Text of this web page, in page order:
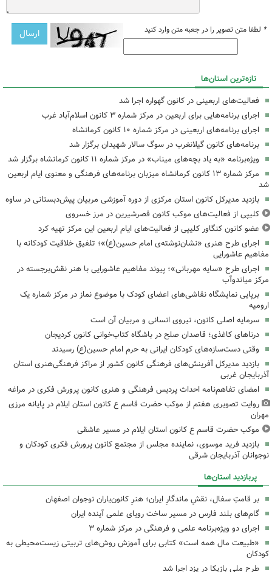
* لطفا متن تصویر را در جعبه متن وارد کنید
تازه‌ترین استان‌ها
فعالیت‌های اربعینی در کانون گهواره اجرا شد
اجرای برنامه‌هایی برای اربعین در مرکز شماره ۳ کانون اسلام‌آباد غرب
اجرای برنامه‌های اربعینی در مرکز شماره ۱۰ کانون کرمانشاه
برنامه‌های کانون گیلانغرب در سوگ سالار شهیدان برگزار شد
ویژه‌برنامه «به یاد بچه‌های میناب» در مرکز شماره ۱۱ کانون کرمانشاه برگزار شد
مرکز شماره ۱۳ کانون کرمانشاه میزبان برنامه‌های فرهنگی و معنوی ایام اربعین
شد
بازدید مدیرکل کانون استان مرکزی از دوره آموزشی مربیان پیش‌دبستانی در ساوه
کلیپی از فعالیت‌های موکب کانون قصرشیرین در مرز خسروی
عضو کانون کنگاور کلیپی از فعالیت‌های ایام اربعین این مرکز تهیه کرد
اجرای طرح هنری «نشان‌نوشته‌ی امام حسین(ع)»؛ تلفیق خلاقیت کودکانه با
مفاهیم عاشورایی
اجرای طرح «سایه مهربانی»؛ پیوند مفاهیم عاشورایی با هنر نقش‌برجسته در
مرکز میاندوآب
برپایی نمایشگاه نقاشی‌های اعضای کودک با موضوع نماز در مرکز شماره یک
ارومیه
سرمایه اصلی کانون، نیروی انسانی و مربیان آن است
درناهای کاغذی؛ قاصدان صلح در باشگاه کتاب‌خوانی کانون کردیجان
وقتی دست‌سازه‌های کودکان ایرانی به حرم امام حسین(ع) رسیدند
بازدید مدیرکل آفرینش‌های فرهنگی کانون کشور از مراکز فرهنگی‌هنری استان
آذربایجان غربی
امضای تفاهم‌نامه احداث پردیس فرهنگی و هنری کانون پرورش فکری در مراغه
روایت تصویری هفتم از موکب حضرت قاسم ع کانون استان ایلام در پایانه مرزی
مهران
موکب حضرت قاسم ع کانون استان ایلام در مسیر عاشقی
بازدید فرید موسوی، نماینده مجلس از مجتمع کانون پرورش فکری کودکان و
نوجوانان آذربایجان شرقی
پربازدید استان‌ها
بر قامتِ سفال، نقشِ ماندگارِ ایران؛ هنرِ کانون‌یاران نوجوان اصفهان
گام‌های بلند فارس در مسیر ساخت رویای علمی آینده ایران
اجرای دو ویژه‌برنامه علمی و فرهنگی در مرکز شماره ۳
«طبیعت مال همه است» کتابی برای آموزش روش‌های تربیتی زیست‌محیطی به
کودکان
طرح ملی بازیکا در یزد اجرا شد